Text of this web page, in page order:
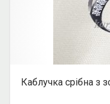
Каблучка срібна з